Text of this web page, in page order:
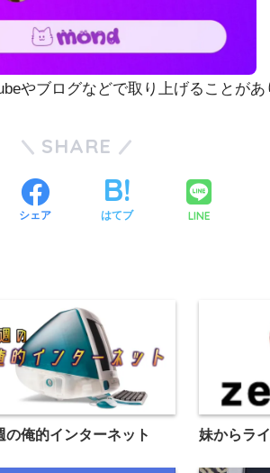
やブログなどで取り上げることがあ
SHARE
シェア はてブ LINE
の俺的インターネット 妹からラ